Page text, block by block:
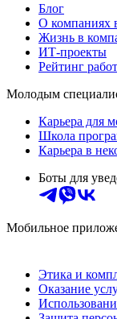
Блог
О компаниях
Жизнь в
ИТ-проекты
Рейтинг
Молодым
Карьера для
Школа
Карьера в
Боты для
Мобильное
Этика и
Оказание